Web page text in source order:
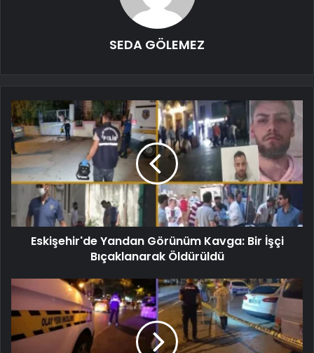
SEDA GÖLEMEZ
Eskişehir'de Yandan Görünüm Kavga: Bir İşçi
Bıçaklanarak Öldürüldü